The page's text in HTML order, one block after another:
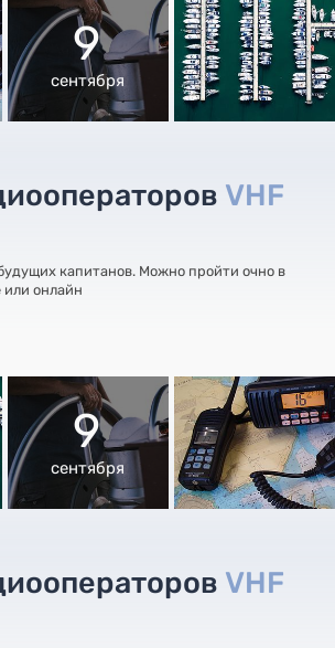
9
сентября
VHF
капитанов. Можно пройти очно в
или онлайн
9
сентября
VHF